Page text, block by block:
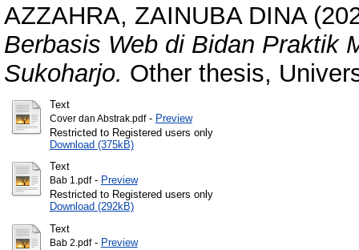
AZZAHRA, ZAINUBA DINA
Berbasis Web di Bidan Praktik
Sukoharjo. Other thesis,
Text
Cover dan Abstrak.pdf- Preview
Restricted to Registered users only
Download (375kB)
Text
Bab 1.pdf- Preview
Restricted to Registered users only
Download (292kB)
Text
Bab 2.pdf- Preview